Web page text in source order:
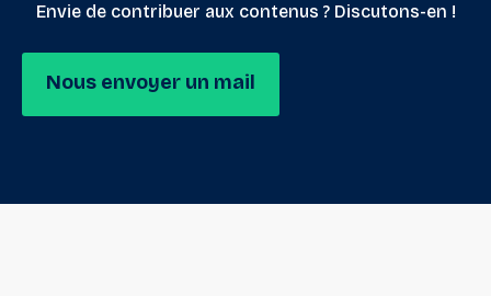
Envie de contribuer aux contenus ? Discutons-en !
Nous envoyer un mail